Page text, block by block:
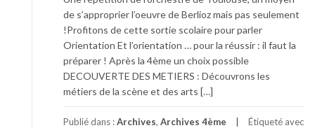
de s’approprier l’oeuvre de Berlioz mais pas seulement
!Profitons de cette sortie scolaire pour parler
Orientation Et l’orientation … pour la réussir : il faut la
préparer ! Après la 4ème un choix possible
DECOUVERTE DES METIERS : Découvrons les
métiers de la scène et des arts […]
Publié dans :Archives, Archives 4ème Étiqueté avec